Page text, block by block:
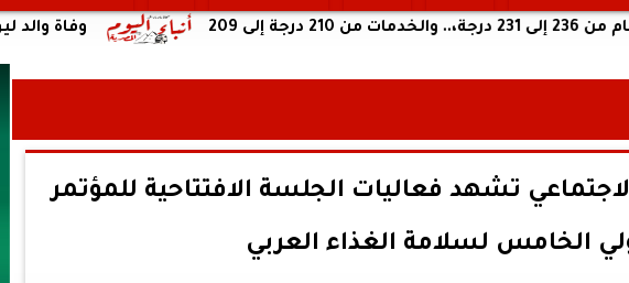
وفاة والد ليونيل ميسي عن
تشهد فعاليات الجلسة الافتتاحية للمؤتمر
الخامس لسلامة الغذاء العربي